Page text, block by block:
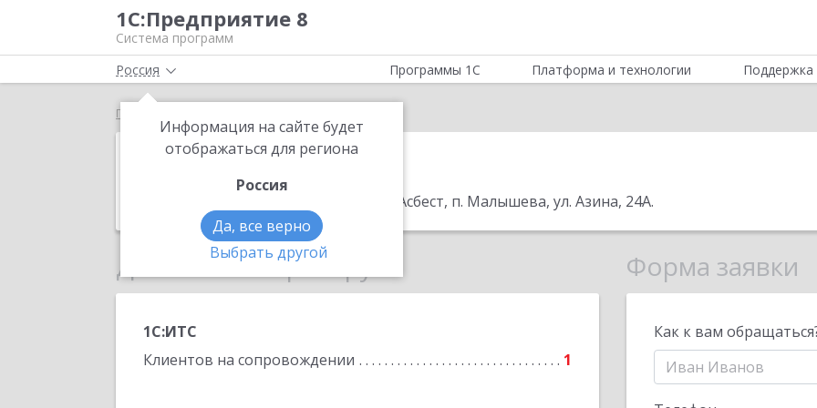
1С:Предприятие 8
Система программ
Россия
Информация на сайте будет
отображаться для региона
Россия
Да, все верно
Выбрать другой
Программы 1С Платформа и технологии Поддержка
Главная
Урал-Центр
624286 Свердловская обл., г. Асбест, п. Малышева, ул. Азина, 24А.
Данные по партнеру
1С:ИТС
Клиентов на сопровождении
1
Форма заявки
Как к вам